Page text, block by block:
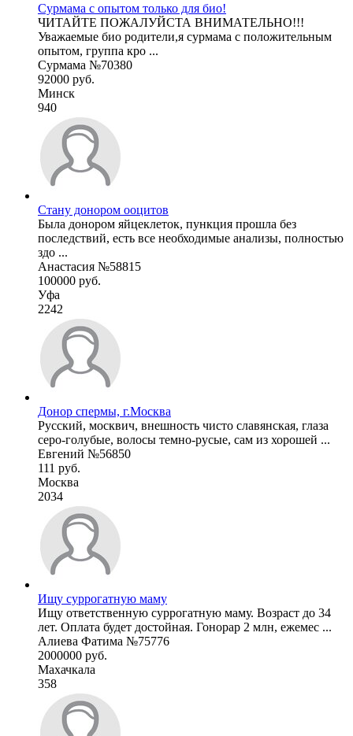
Сурмама с опытом только для био!
ЧИТАЙТЕ ПОЖАЛУЙСТА ВНИМАТЕЛЬНО!!!
Уважаемые био родители,я сурмама с положительным
опытом, группа кро ...
Сурмама №70380
92000 руб.
Минск
940
Стану донором ооцитов
Была донором яйцеклеток, пункция прошла без
последствий, есть все необходимые анализы, полностью
здо ...
Анастасия №58815
100000 руб.
Уфа
2242
Донор спермы, г.Москва
Русский, москвич, внешность чисто славянская, глаза
серо-голубые, волосы темно-русые, сам из хорошей ...
Евгений №56850
111 руб.
Москва
2034
Ищу суррогатную маму
Ищу ответственную суррогатную маму. Возраст до 34
лет. Оплата будет достойная. Гонорар 2 млн, ежемес ...
Алиева Фатима №75776
2000000 руб.
Махачкала
358